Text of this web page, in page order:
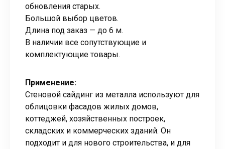
обновления старых.
Большой выбор цветов.
Длина под заказ — до 6 м.
В наличии все сопутствующие и
комплектующие товары.
Применение:
Стеновой сайдинг из металла используют для
облицовки фасадов жилых домов,
коттеджей, хозяйственных построек,
складских и коммерческих зданий. Он
подходит и для нового строительства, и для